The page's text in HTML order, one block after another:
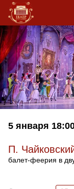
5 января
П.
балет-феерия в